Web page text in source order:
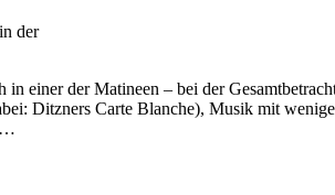
der
einer der Matineen – bei der
Ditzners Carte Blanche), Musik mit